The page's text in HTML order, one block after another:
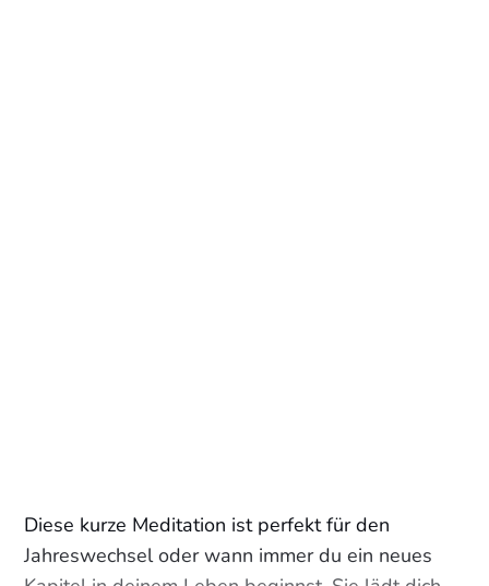
Diese kurze Meditation ist perfekt für den
Jahreswechsel oder wann immer du ein neues